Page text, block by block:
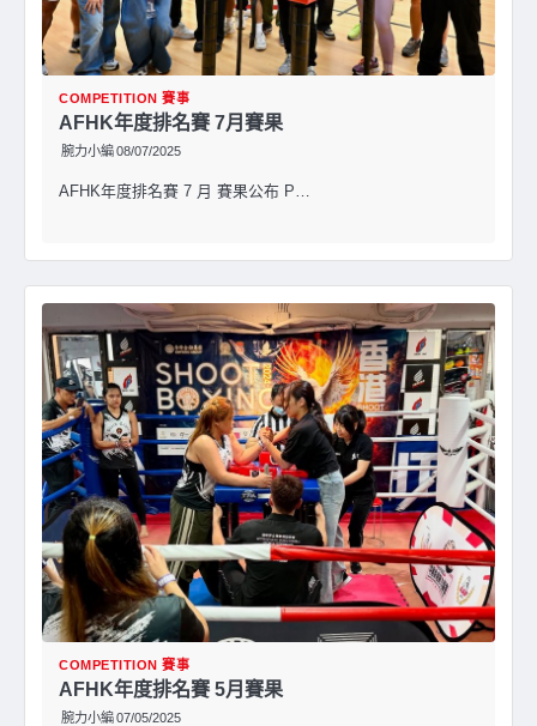
COMPETITION 賽事
AFHK年度排名賽 7月賽果
腕力小編08/07/2025
AFHK年度排名賽 7 月 賽果公布 P…
COMPETITION 賽事
AFHK年度排名賽 5月賽果
腕力小編07/05/2025